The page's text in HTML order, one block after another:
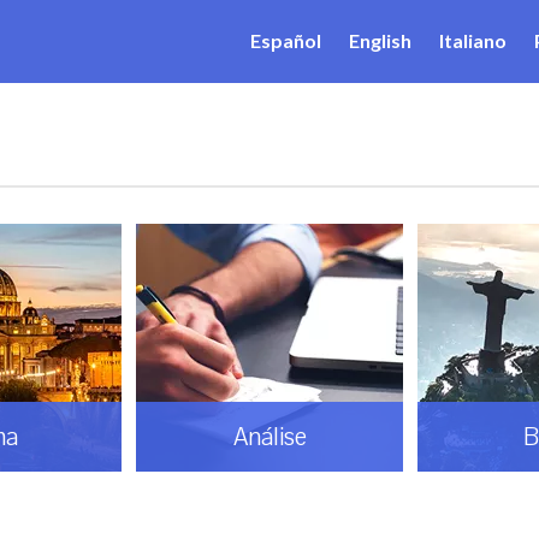
Español English Italiano
Análise